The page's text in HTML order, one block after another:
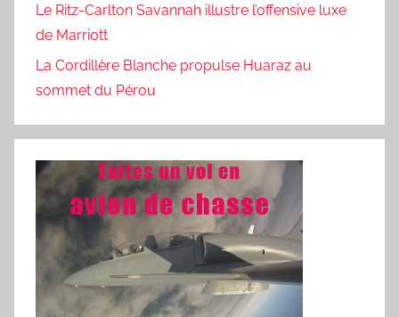
Le Ritz-Carlton Savannah illustre l’offensive luxe
de Marriott
La Cordillère Blanche propulse Huaraz au
sommet du Pérou